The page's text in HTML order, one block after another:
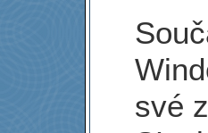
své